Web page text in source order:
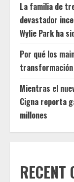
La familia de
devastador
Wylie Park ha
Por qué los
Mientras el
Cigna reporta
millones
RECENT